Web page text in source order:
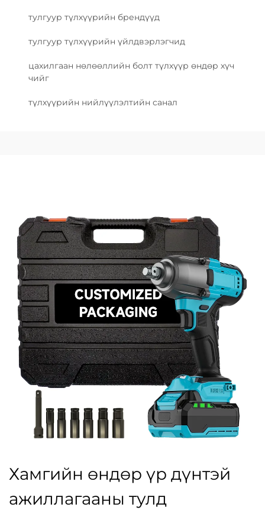
тулгуур түлхүүрийн брендүүд
тулгуур түлхүүрийн үйлдвэрлэгчид
цахилгаан нөлөөллийн болт түлхүүр өндөр хүч
чийг
түлхүүрийн нийлүүлэлтийн санал
Хамгийн өндөр үр дүнтэй
ажиллагааны тулд